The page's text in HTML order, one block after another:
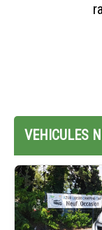
VEHICULES